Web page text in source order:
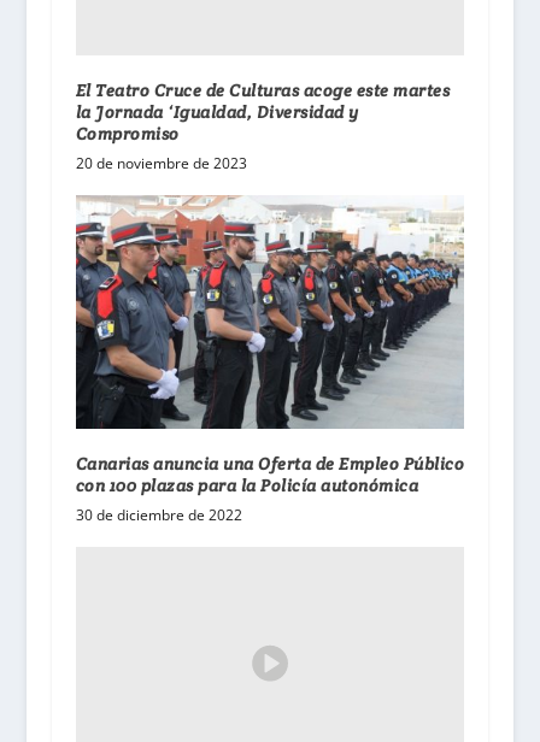
El Teatro Cruce de Culturas acoge este martes
la Jornada ‘Igualdad, Diversidad y
Compromiso
20 de noviembre de 2023
Canarias anuncia una Oferta de Empleo Público
con 100 plazas para la Policía autonómica
30 de diciembre de 2022